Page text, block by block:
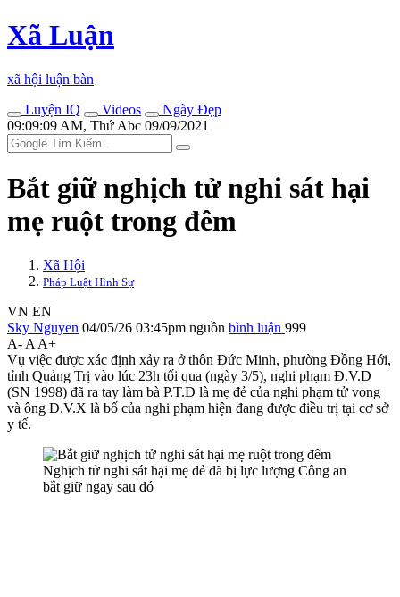
Xã Luận
xã hội luận bàn
Luyện IQ
Videos
Ngày Đẹp
09:09:09 AM, Thứ Abc 09/09/2021
Bắt giữ nghịch tử nghi sát hại
mẹ ruột trong đêm
Xã Hội
Pháp Luật Hình Sự
VN EN
Sky Nguyen 04/05/26 03:45pm nguồn bình luận 999
A- A A+
Vụ việc được xác định xảy ra ở thôn Đức Minh, phường Đồng Hới,
tỉnh Quảng Trị vào lúc 23h tối qua (ngày 3/5), nghi phạm Đ.V.D
(SN 1998) đã ra tay làm bà P.T.D là mẹ đẻ của nghi phạm t‌ử von‌g
và ông Đ.V.X là bố của nghi phạm hiện đang được điều trị tại cơ sở
y tế.
Nghịch tử nghi sát hại mẹ đẻ đã bị lực lượng Công an
bắt giữ ngay sau đó